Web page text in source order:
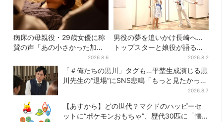
病床の母親役・29歳女優に称
賛の声「あの小さかった加恋
ちゃんが…」朝ドラ視聴者し
みじみ
2026.8.6
男役の夢を追いかけ長崎へ…
トップスターと娘役が語る
「ハウステンボス歌劇団」と
は？大阪で初公演開催
2026.8.2
「＃俺たちの黒川」タグも…平埜生成演じる黒
川先生の“退場”にSNS悲鳴「もっと見たかっ
2026.8.7
【あすから】どの世代？マクドのハッピーセ
ットに“ポケモンおもちゃ”、歴代30匹に「懐